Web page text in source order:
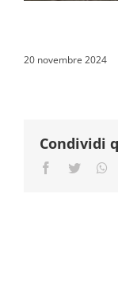
20 novembre 2024
Condividi
Facebook
Twitter